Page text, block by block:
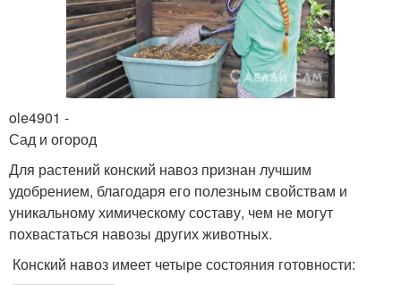
ole4901 -
Сад и огород
Для растений конский навоз признан лучшим
удобрением, благодаря его полезным свойствам и
уникальному химическому составу, чем не могут
похвастаться навозы других животных.
Конский навоз имеет четыре состояния готовности: